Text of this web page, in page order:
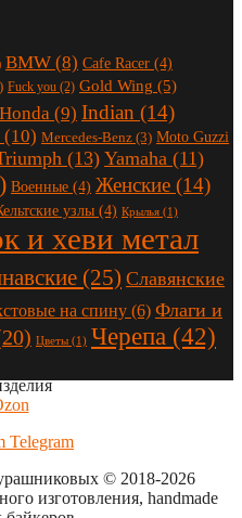
BMW (8) Cafe Racer (4)
Fuck you (2) Gold Wing (5)
Honda (9) Indian (14)
(10) Mercedes-Benz (3) Moto Guzzi
(13) Yamaha (11)
Военные (4) Женские (14)
узлы (4) Крылья (1)
и хеви метал
(25) Славянские
на спину (6) Флаги и
Цветы (1) Черепа (42)
Telegram
© 2018-2026
изготовления, handmade